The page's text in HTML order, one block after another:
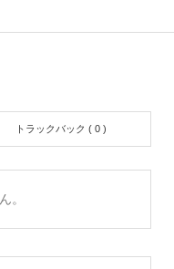
トラックバック ( 0 )
。